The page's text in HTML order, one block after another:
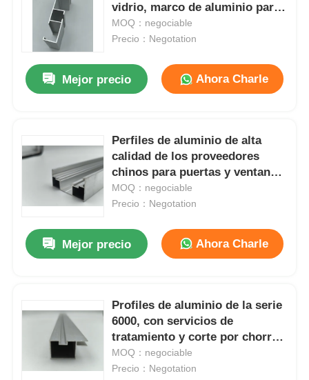
vidrio, marco de aluminio para
puertas correderas de vidrio de
armario
MOQ：negociable
Precio：Negotation
Mejor precio Ahora Charle
Perfiles de aluminio de alta
calidad de los proveedores
chinos para puertas y ventanas
de varios colores
MOQ：negociable
Precio：Negotation
Mejor precio Ahora Charle
Profiles de aluminio de la serie
6000, con servicios de
tratamiento y corte por chorro
de arena y anodización
MOQ：negociable
Precio：Negotation